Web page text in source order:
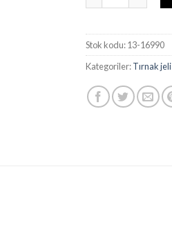
Stok kodu:13-16990
Kategoriler:Tırnak jeli